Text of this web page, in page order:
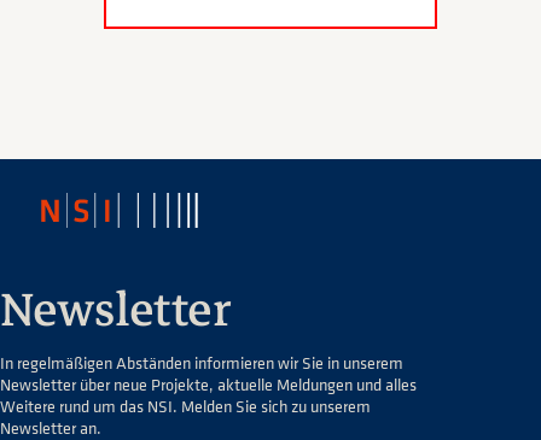
Newsletter
In regelmäßigen Abständen informieren wir Sie in unserem
Newsletter über neue Projekte, aktuelle Meldungen und alles
Weitere rund um das NSI. Melden Sie sich zu unserem
Newsletter an.